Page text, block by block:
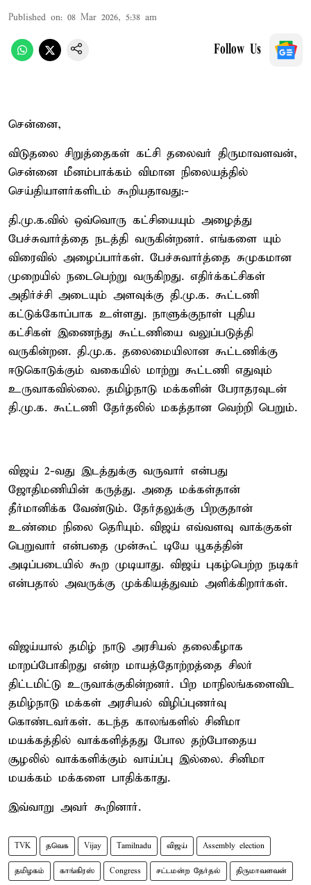
Published on: 08 Mar 2026, 5:38 am
Follow Us
சென்னை,
விடுதலை சிறுத்தைகள் கட்சி தலைவர் திருமாவளவன்,
சென்னை மீனம்பாக்கம் விமான நிலையத்தில்
செய்தியாளர்களிடம் கூறியதாவது:-
தி.மு.க.வில் ஒவ்வொரு கட்சியையும் அழைத்து
பேச்சுவார்த்தை நடத்தி வருகின்றனர். எங்களை யும்
விரைவில் அழைப்பார்கள். பேச்சுவார்த்தை சுமுகமான
முறையில் நடைபெற்று வருகிறது. எதிர்க்கட்சிகள்
அதிர்ச்சி அடையும் அளவுக்கு தி.மு.க. கூட்டணி
கட்டுக்கோப்பாக உள்ளது. நாளுக்குநாள் புதிய
கட்சிகள் இணைந்து கூட்டணியை வலுப்படுத்தி
வருகின்றன. தி.மு.க. தலைமையிலான கூட்டணிக்கு
ஈடுகொடுக்கும் வகையில் மாற்று கூட்டணி எதுவும்
உருவாகவில்லை. தமிழ்நாடு மக்களின் பேராதரவுடன்
தி.மு.க. கூட்டணி தேர்தலில் மகத்தான வெற்றி பெறும்.
விஜய் 2-வது இடத்துக்கு வருவார் என்பது
ஜோதிமணியின் கருத்து. அதை மக்கள்தான்
தீர்மானிக்க வேண்டும். தேர்தலுக்கு பிறகுதான்
உண்மை நிலை தெரியும். விஜய் எவ்வளவு வாக்குகள்
பெறுவார் என்பதை முன்கூட் டியே யூகத்தின்
அடிப்படையில் கூற முடியாது. விஜய் புகழ்பெற்ற நடிகர்
என்பதால் அவருக்கு முக்கியத்துவம் அளிக்கிறார்கள்.
விஜய்யால் தமிழ் நாடு அரசியல் தலைகீழாக
மாறப்போகிறது என்ற மாயத்தோற்றத்தை சிலர்
திட்டமிட்டு உருவாக்குகின்றனர். பிற மாநிலங்களைவிட
தமிழ்நாடு மக்கள் அரசியல் விழிப்புணர்வு
கொண்டவர்கள். கடந்த காலங்களில் சினிமா
மயக்கத்தில் வாக்களித்தது போல தற்போதைய
சூழலில் வாக்களிக்கும் வாய்ப்பு இல்லை. சினிமா
மயக்கம் மக்களை பாதிக்காது.
இவ்வாறு அவர் கூறினார்.
TVK தவெக Vijay Tamilnadu விஜய் Assembly election
தமிழகம் காங்கிரஸ் Congress சட்டமன்ற தேர்தல் திருமாவளவன்